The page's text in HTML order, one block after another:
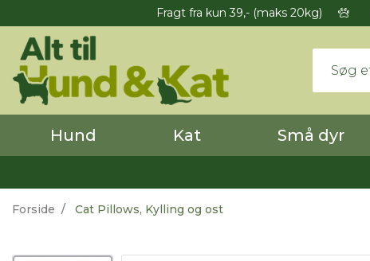
Fragt fra kun 39,- (maks 20kg)
Hund Kat Små dyr
Forside Cat Pillows, Kylling og ost